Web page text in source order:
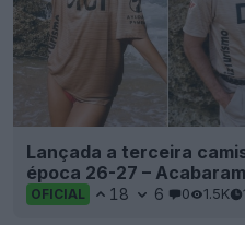
Lançada a terceira
época 26-27 –
OFICIAL 18 6 0 1.5K